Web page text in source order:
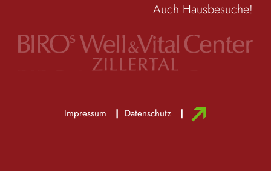
Auch Hausbesuche!
Impressum Datenschutz